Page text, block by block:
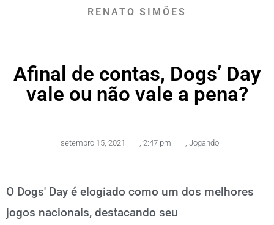
RENATO SIMÕES
Afinal de contas, Dogs’ Day
vale ou não vale a pena?
setembro 15, 2021 2:47 pm Jogando
O Dogs' Day é elogiado como um dos melhores
jogos nacionais, destacando seu